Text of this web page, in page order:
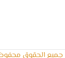
جميع الحقوق محفوظة